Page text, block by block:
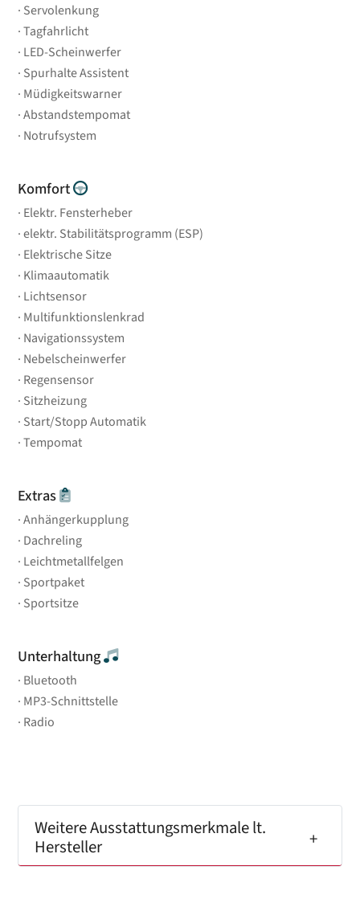
Servolenkung
Tagfahrlicht
LED-Scheinwerfer
Spurhalte Assistent
Müdigkeitswarner
Abstandstempomat
Notrufsystem
Komfort
Elektr. Fensterheber
elektr. Stabilitätsprogramm (ESP)
Elektrische Sitze
Klimaautomatik
Lichtsensor
Multifunktionslenkrad
Navigationssystem
Nebelscheinwerfer
Regensensor
Sitzheizung
Start/Stopp Automatik
Tempomat
Extras
Anhängerkupplung
Dachreling
Leichtmetallfelgen
Sportpaket
Sportsitze
Unterhaltung
Bluetooth
MP3-Schnittstelle
Radio
Weitere Ausstattungsmerkmale lt.
Hersteller